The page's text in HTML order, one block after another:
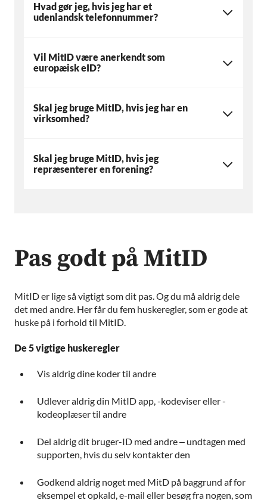
Hvad gør jeg, hvis jeg har et
udenlandsk telefonnummer?
Vil MitID være anerkendt som
europæisk eID?
Skal jeg bruge MitID, hvis jeg har en
virksomhed?
Skal jeg bruge MitID, hvis jeg
repræsenterer en forening?
Pas godt på MitID
MitID er lige så vigtigt som dit pas. Og du må aldrig dele
det med andre. Her får du fem huskeregler, som er gode at
huske på i forhold til MitID.
De 5 vigtige huskeregler
Vis aldrig dine koder til andre
Udlever aldrig din MitID app, -kodeviser eller -
kodeoplæser til andre
Del aldrig dit bruger-ID med andre – undtagen med
supporten, hvis du selv kontakter den
Godkend aldrig noget med MitD på baggrund af for
eksempel et opkald, e-mail eller besøg fra nogen, som